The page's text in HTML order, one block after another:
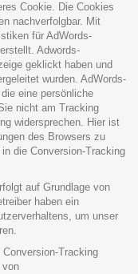
Cookie. Die Cookies
nachverfolgbar. Mit
für AdWords-
Adwords-
geklickt haben und
wurden. AdWords-
eine persönliche
nicht am Tracking
widersprechen. Hier ist
des Browsers zu
die Conversion-Tracking
auf Grundlage von
haben ein
um unser
Tracking
von